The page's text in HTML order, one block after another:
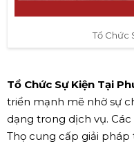
Tổ Chức
Tổ Chức Sự Kiện Tại
triển mạnh mẽ nhờ sự
dạng trong dịch vụ.
Thọ cung cấp giải